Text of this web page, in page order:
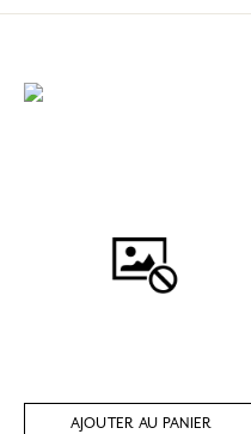
AJOUTER AU PANIER